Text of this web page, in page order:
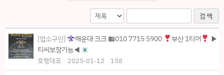
검색
[업소구인] 해운대 크크 ☎010 7715 5900 부산 1티어
▶
티씨보장가능◀
호랭대표 2025-01-12 158